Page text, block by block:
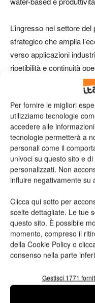
Per fornire le migliori
utilizziamo tecnologie
accedere alle
tecnologie permetterà a
personali come il
univoci su questo sito e
personalizzati. Non
influire negativamente su
Clicca qui sotto per
scelte dettagliate. Le tue
questo sito. È possibile
momento, compreso il
della Cookie Policy o
consenso nella parte
Gestisci 1771
L’ingresso nel settore
strategico che amplia
verso applicazioni
ripetibilità e continuità
Automazione
robotica
Uno degli aspetti più
riguarda l’evoluzione di
dell’automazione
L’azienda ha
bracci antropomorfi
Handling. La divisione
ingegneri specializzati
software e hardware dei
ottimizzare i processi di
Oltre la